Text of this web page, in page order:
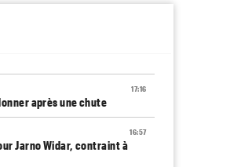
17:16
après une chute
16:57
Jarno Widar, contraint à